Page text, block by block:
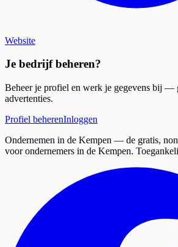
Website
Je bedrijf beheren?
Beheer je profiel en werk je gegevens bij —
advertenties.
Profiel beherenInloggen
Ondernemen in de Kempen — de gratis,
voor ondernemers in de Kempen.